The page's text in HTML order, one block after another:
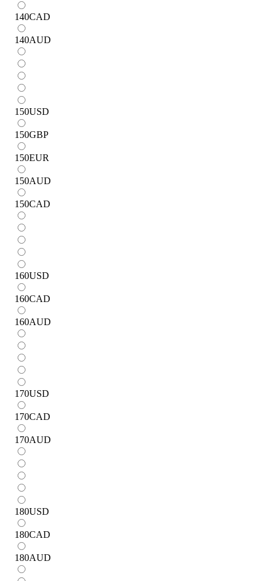
140CAD
140AUD
150USD
150GBP
150EUR
150AUD
150CAD
160USD
160CAD
160AUD
170USD
170CAD
170AUD
180USD
180CAD
180AUD